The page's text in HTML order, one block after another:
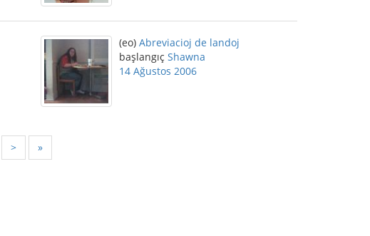
(eo) Abreviacioj de landoj
başlangıç Shawna
14 Ağustos 2006
> »